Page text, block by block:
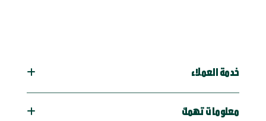
خدمة العملاء
معلومات تهمك